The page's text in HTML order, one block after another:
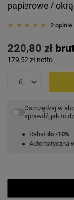
papierowe /
2 opinie
220,80 zł
179,52 zł netto
Oszczędzaj w
sprawdź, jak to
Rabat do -10%
Automatyczna